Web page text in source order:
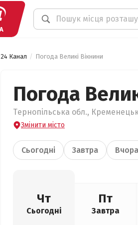
24 Канал Погода Великі Вікнини
Погода
Тернопільська обл.,
Змінити місто
Сьогодні Завтра Вчора
Чт
Сьогодні
Пт
Завтра